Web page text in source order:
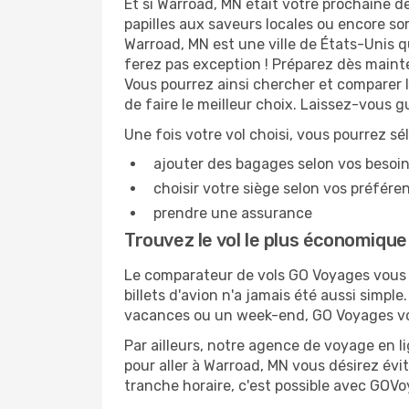
Et si Warroad, MN était votre prochaine
papilles aux saveurs locales ou encore
Warroad, MN est une ville de États-Unis
ferez pas exception ! Préparez dès
Vous pourrez ainsi chercher et
de faire le meilleur choix. Laissez-vous
Une fois votre vol choisi, vous pourrez
ajouter des bagages selon vos
choisir votre siège selon vos
prendre une assurance
Trouvez le vol le plus
Le comparateur de vols GO Voyages
billets d'avion n'a jamais été aussi
vacances ou un week-end, GO Voyages
Par ailleurs, notre agence de voyage en
pour aller à Warroad, MN vous désirez
tranche horaire, c'est possible avec